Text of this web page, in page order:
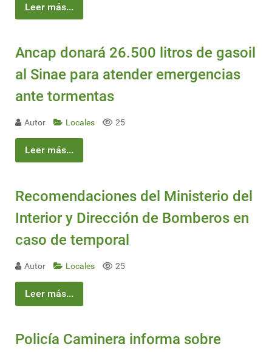
Leer más...
Ancap donará 26.500 litros de gasoil
al Sinae para atender emergencias
ante tormentas
Autor Locales 25
Leer más...
Recomendaciones del Ministerio del
Interior y Dirección de Bomberos en
caso de temporal
Autor Locales 25
Leer más...
Policía Caminera informa sobre